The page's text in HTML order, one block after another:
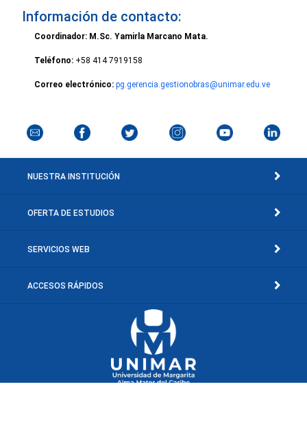
Información de contacto:
Coordinador: M.Sc. Yamirla Marcano Mata.
Teléfono: +58 414 7919158
Correo electrónico: pg.gerencia.gestionobras@unimar.edu.ve
NUESTRA INSTITUCIÓN
OFERTA DE ESTUDIOS
SERVICIOS WEB
ACCESOS RÁPIDOS